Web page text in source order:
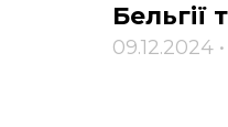
Бельгії
09.12.2024